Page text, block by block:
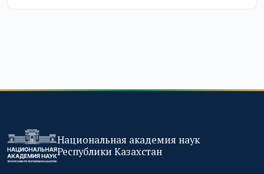
Национальная академия наук
Республики Казахстан